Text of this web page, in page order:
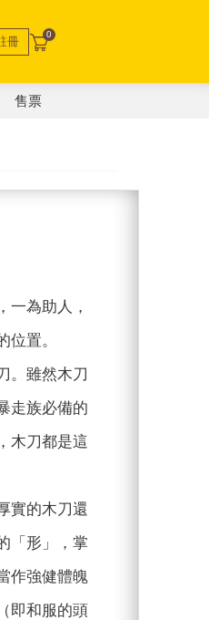
冊 0
售票
一為助人，
置。
。雖然木刀
走族必備的
木刀都是這
實的木刀還
「形」，掌
作強健體魄
即和服的頭